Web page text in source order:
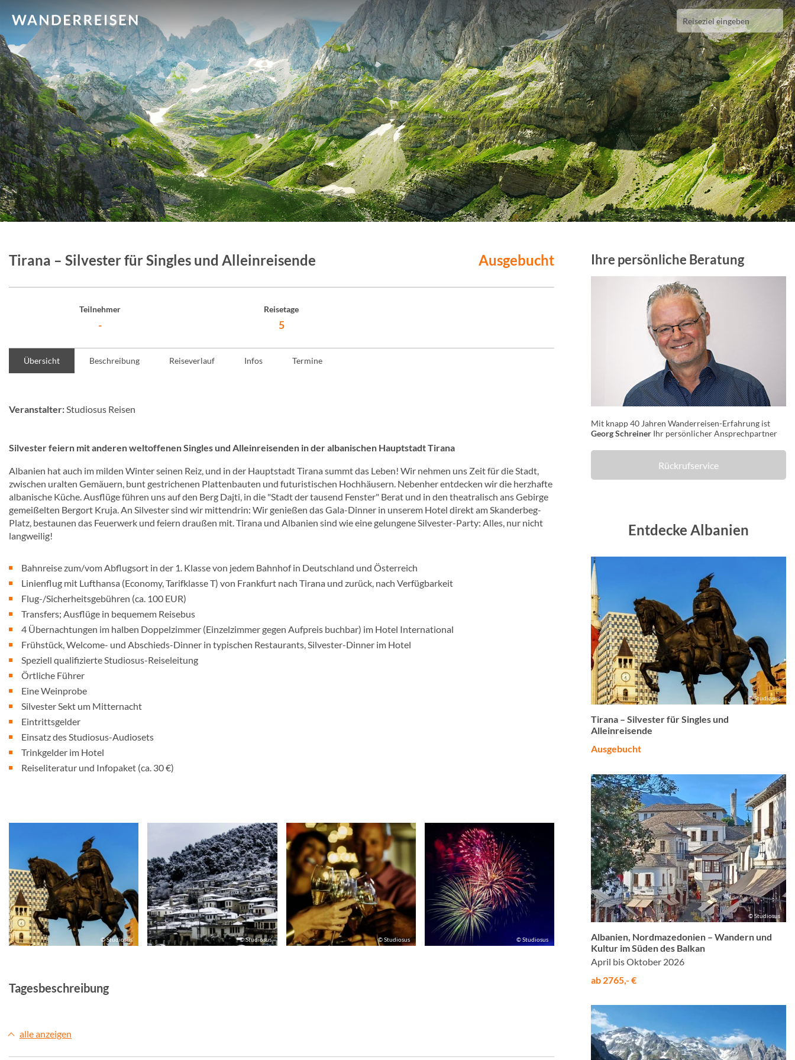
Tirana – Silvester für Singles und Alleinreisende Ausgebucht
Teilnehmer
-
Reisetage
5
Übersicht Beschreibung Reiseverlauf Infos Termine
Veranstalter:Studiosus Reisen
Silvester feiern mit anderen weltoffenen Singles und Alleinreisenden in der albanischen Hauptstadt Tirana
Albanien hat auch im milden Winter seinen Reiz, und in der Hauptstadt Tirana summt das Leben! Wir nehmen uns Zeit für die Stadt,
zwischen uralten Gemäuern, bunt gestrichenen Plattenbauten und futuristischen Hochhäusern. Nebenher entdecken wir die herzhafte
albanische Küche. Ausflüge führen uns auf den Berg Dajti, in die "Stadt der tausend Fenster" Berat und in den theatralisch ans Gebirge
gemeißelten Bergort Kruja. An Silvester sind wir mittendrin: Wir genießen das Gala-Dinner in unserem Hotel direkt am Skanderbeg-
Platz, bestaunen das Feuerwerk und feiern draußen mit. Tirana und Albanien sind wie eine gelungene Silvester-Party: Alles, nur nicht
langweilig!
Bahnreise zum/vom Abflugsort in der 1. Klasse von jedem Bahnhof in Deutschland und Österreich
Linienflug mit Lufthansa (Economy, Tarifklasse T) von Frankfurt nach Tirana und zurück, nach Verfügbarkeit
Flug-/Sicherheitsgebühren (ca. 100 EUR)
Transfers; Ausflüge in bequemem Reisebus
4 Übernachtungen im halben Doppelzimmer (Einzelzimmer gegen Aufpreis buchbar) im Hotel International
Frühstück, Welcome- und Abschieds-Dinner in typischen Restaurants, Silvester-Dinner im Hotel
Speziell qualifizierte Studiosus-Reiseleitung
Örtliche Führer
Eine Weinprobe
Silvester Sekt um Mitternacht
Eintrittsgelder
Einsatz des Studiosus-Audiosets
Trinkgelder im Hotel
Reiseliteratur und Infopaket (ca. 30 €)
© Studiosus © Studiosus © Studiosus © Studiosus
Tagesbeschreibung
alle anzeigen
Ihre persönliche Beratung
Mit knapp 40 Jahren Wanderreisen-Erfahrung ist
Georg Schreiner Ihr persönlicher Ansprechpartner
Rückrufservice
Entdecke Albanien
© Studiosus
Tirana – Silvester für Singles und
Alleinreisende
Ausgebucht
© Studiosus
Albanien, Nordmazedonien – Wandern und
Kultur im Süden des Balkan
April bis Oktober 2026
ab 2765,- €